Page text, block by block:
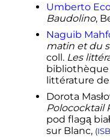
Umberto
Baudolino,
Naguib
matin et du
coll. Les
bibliothèque
littérature de
Dorota
Polococktail
pod flagą
sur Blanc, (